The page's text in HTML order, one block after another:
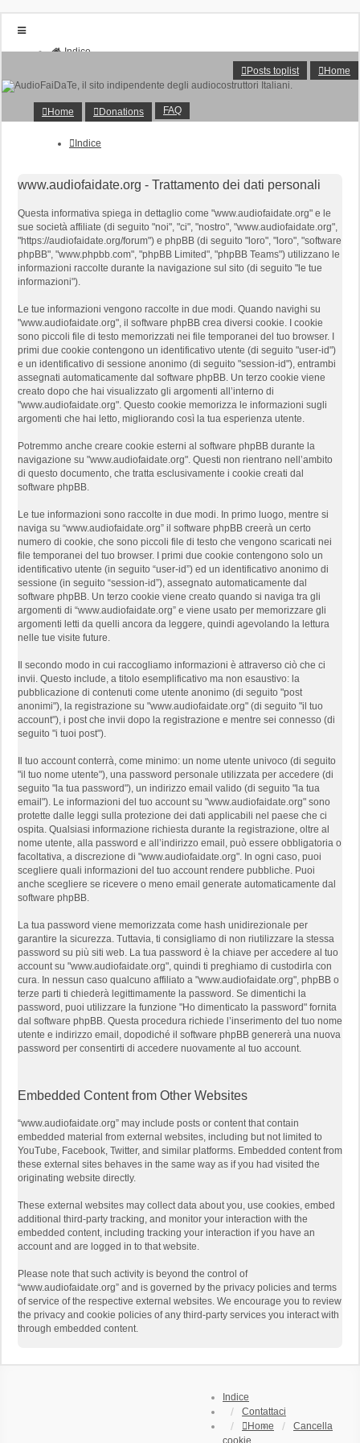
Indice
FAQ
Posts toplist
Home
Login
Posts toplist Home
Home Donations FAQ
Indice
www.audiofaidate.org - Trattamento dei dati personali
Questa informativa spiega in dettaglio come "www.audiofaidate.org" e le
sue società affiliate (di seguito "noi", "ci", "nostro", "www.audiofaidate.org",
"https://audiofaidate.org/forum") e phpBB (di seguito "loro", "loro", "software
phpBB", "www.phpbb.com", "phpBB Limited", "phpBB Teams") utilizzano le
informazioni raccolte durante la navigazione sul sito (di seguito "le tue
informazioni").
Le tue informazioni vengono raccolte in due modi. Quando navighi su
"www.audiofaidate.org", il software phpBB crea diversi cookie. I cookie
sono piccoli file di testo memorizzati nei file temporanei del tuo browser. I
primi due cookie contengono un identificativo utente (di seguito "user-id")
e un identificativo di sessione anonimo (di seguito "session-id"), entrambi
assegnati automaticamente dal software phpBB. Un terzo cookie viene
creato dopo che hai visualizzato gli argomenti all’interno di
"www.audiofaidate.org". Questo cookie memorizza le informazioni sugli
argomenti che hai letto, migliorando così la tua esperienza utente.
Potremmo anche creare cookie esterni al software phpBB durante la
navigazione su "www.audiofaidate.org". Questi non rientrano nell’ambito
di questo documento, che tratta esclusivamente i cookie creati dal
software phpBB.
Le tue informazioni sono raccolte in due modi. In primo luogo, mentre si
naviga su “www.audiofaidate.org” il software phpBB creerà un certo
numero di cookie, che sono piccoli file di testo che vengono scaricati nei
file temporanei del tuo browser. I primi due cookie contengono solo un
identificativo utente (in seguito “user-id”) ed un identificativo anonimo di
sessione (in seguito “session-id”), assegnato automaticamente dal
software phpBB. Un terzo cookie viene creato quando si naviga tra gli
argomenti di “www.audiofaidate.org” e viene usato per memorizzare gli
argomenti letti da quelli ancora da leggere, quindi agevolando la lettura
nelle tue visite future.
Il secondo modo in cui raccogliamo informazioni è attraverso ciò che ci
invii. Questo include, a titolo esemplificativo ma non esaustivo: la
pubblicazione di contenuti come utente anonimo (di seguito "post
anonimi"), la registrazione su "www.audiofaidate.org" (di seguito "il tuo
account"), i post che invii dopo la registrazione e mentre sei connesso (di
seguito "i tuoi post").
Il tuo account conterrà, come minimo: un nome utente univoco (di seguito
"il tuo nome utente"), una password personale utilizzata per accedere (di
seguito "la tua password"), un indirizzo email valido (di seguito "la tua
email"). Le informazioni del tuo account su "www.audiofaidate.org" sono
protette dalle leggi sulla protezione dei dati applicabili nel paese che ci
ospita. Qualsiasi informazione richiesta durante la registrazione, oltre al
nome utente, alla password e all’indirizzo email, può essere obbligatoria o
facoltativa, a discrezione di "www.audiofaidate.org". In ogni caso, puoi
scegliere quali informazioni del tuo account rendere pubbliche. Puoi
anche scegliere se ricevere o meno email generate automaticamente dal
software phpBB.
La tua password viene memorizzata come hash unidirezionale per
garantire la sicurezza. Tuttavia, ti consigliamo di non riutilizzare la stessa
password su più siti web. La tua password è la chiave per accedere al tuo
account su "www.audiofaidate.org", quindi ti preghiamo di custodirla con
cura. In nessun caso qualcuno affiliato a "www.audiofaidate.org", phpBB o
terze parti ti chiederà legittimamente la password. Se dimentichi la
password, puoi utilizzare la funzione "Ho dimenticato la password" fornita
dal software phpBB. Questa procedura richiede l’inserimento del tuo nome
utente e indirizzo email, dopodiché il software phpBB genererà una nuova
password per consentirti di accedere nuovamente al tuo account.
Embedded Content from Other Websites
“www.audiofaidate.org” may include posts or content that contain
embedded material from external websites, including but not limited to
YouTube, Facebook, Twitter, and similar platforms. Embedded content from
these external sites behaves in the same way as if you had visited the
originating website directly.
These external websites may collect data about you, use cookies, embed
additional third-party tracking, and monitor your interaction with the
embedded content, including tracking your interaction if you have an
account and are logged in to that website.
Please note that such activity is beyond the control of
“www.audiofaidate.org” and is governed by the privacy policies and terms
of service of the respective external websites. We encourage you to review
the privacy and cookie policies of any third-party services you interact with
through embedded content.
Indice
Contattaci
Home
Cancella
cookie